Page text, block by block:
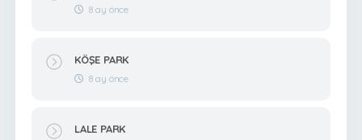
8 ay önce
KÖŞE PARK
8 ay önce
LALE PARK